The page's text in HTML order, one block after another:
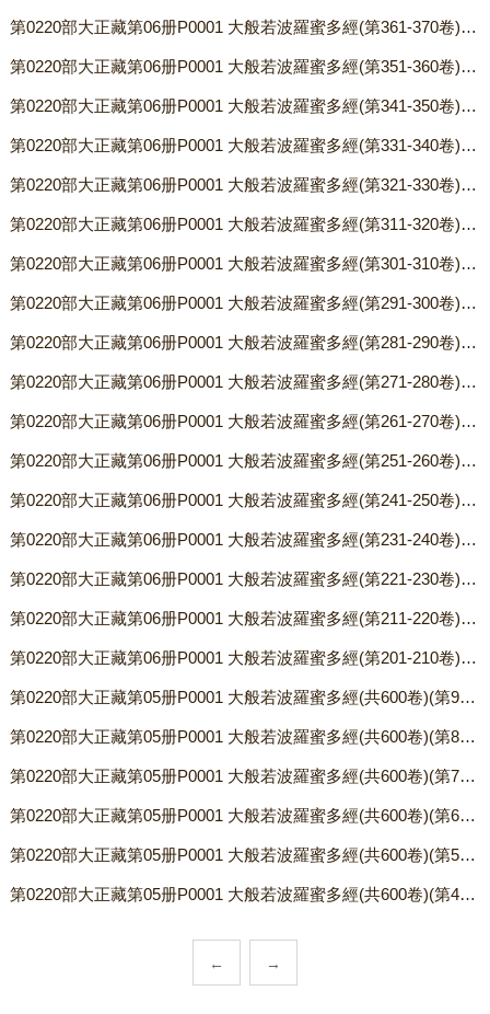
第0220部大正藏第06册P0001 大般若波羅蜜多經(第361-370卷) 〖唐 玄奘譯〗.txt
第0220部大正藏第06册P0001 大般若波羅蜜多經(第351-360卷) 〖唐 玄奘譯〗.txt
第0220部大正藏第06册P0001 大般若波羅蜜多經(第341-350卷) 〖唐 玄奘譯〗.txt
第0220部大正藏第06册P0001 大般若波羅蜜多經(第331-340卷) 〖唐 玄奘譯〗.txt
第0220部大正藏第06册P0001 大般若波羅蜜多經(第321-330卷) 〖唐 玄奘譯〗.txt
第0220部大正藏第06册P0001 大般若波羅蜜多經(第311-320卷) 〖唐 玄奘譯〗.txt
第0220部大正藏第06册P0001 大般若波羅蜜多經(第301-310卷) 〖唐 玄奘譯〗.txt
第0220部大正藏第06册P0001 大般若波羅蜜多經(第291-300卷) 〖唐 玄奘譯〗.txt
第0220部大正藏第06册P0001 大般若波羅蜜多經(第281-290卷) 〖唐 玄奘譯〗.txt
第0220部大正藏第06册P0001 大般若波羅蜜多經(第271-280卷) 〖唐 玄奘譯〗.txt
第0220部大正藏第06册P0001 大般若波羅蜜多經(第261-270卷) 〖唐 玄奘譯〗.txt
第0220部大正藏第06册P0001 大般若波羅蜜多經(第251-260卷) 〖唐 玄奘譯〗.txt
第0220部大正藏第06册P0001 大般若波羅蜜多經(第241-250卷) 〖唐 玄奘譯〗.txt
第0220部大正藏第06册P0001 大般若波羅蜜多經(第231-240卷) 〖唐 玄奘譯〗.txt
第0220部大正藏第06册P0001 大般若波羅蜜多經(第221-230卷) 〖唐 玄奘譯〗.txt
第0220部大正藏第06册P0001 大般若波羅蜜多經(第211-220卷) 〖唐 玄奘譯〗.txt
第0220部大正藏第06册P0001 大般若波羅蜜多經(第201-210卷) 〖唐 玄奘譯〗.txt
第0220部大正藏第05册P0001 大般若波羅蜜多經(共600卷)(第91-100卷) 〖 唐 玄奘譯〗.txt
第0220部大正藏第05册P0001 大般若波羅蜜多經(共600卷)(第81-90卷) 〖 唐 玄奘譯〗.txt
第0220部大正藏第05册P0001 大般若波羅蜜多經(共600卷)(第71-80卷) 〖 唐 玄奘譯〗.txt
第0220部大正藏第05册P0001 大般若波羅蜜多經(共600卷)(第61-70卷) 〖 唐 玄奘譯〗.txt
第0220部大正藏第05册P0001 大般若波羅蜜多經(共600卷)(第51-60卷) 〖 唐 玄奘譯〗.txt
第0220部大正藏第05册P0001 大般若波羅蜜多經(共600卷)(第41-50卷) 〖 唐 玄奘譯〗.txt
← →